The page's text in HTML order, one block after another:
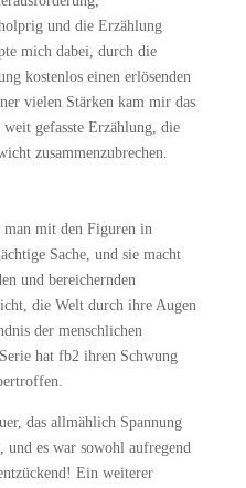
und die Erzählung
mich dabei, durch die
kostenlos einen erlösenden
vielen Stärken kam mir das
gefasste Erzählung, die
zusammenzubrechen.
mit den Figuren in
Sache, und sie macht
und bereichernden
die Welt durch ihre Augen
der menschlichen
hat fb2 ihren Schwung
das allmählich Spannung
und es war sowohl aufregend
Ein weiterer